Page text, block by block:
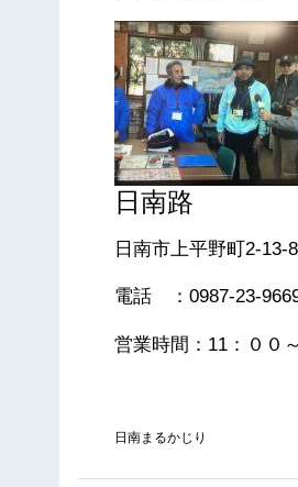
日南路
日南市上平野町2-13-8
電話 ：0987-23-
営業時間：11：０
日南まるかじり